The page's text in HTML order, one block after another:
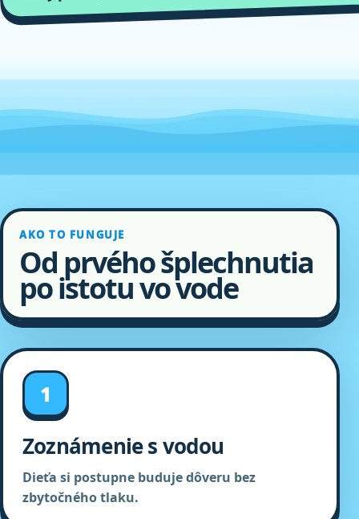
AKO TO FUNGUJE
Od prvého šplechnutia
po istotu vo vode
1
Zoznámenie s vodou
Dieťa si postupne buduje dôveru bez
zbytočného tlaku.